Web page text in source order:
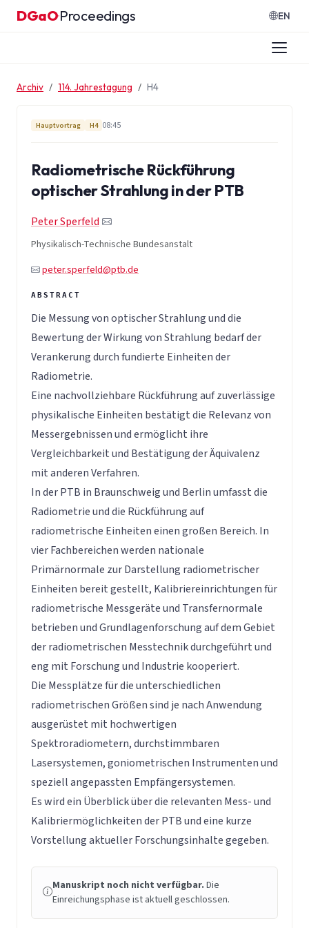
Zum Inhalt springen
DGaO·Proceedings EN
Archiv 114. Jahrestagung H4
Hauptvortrag H4 08:45
Radiometrische Rückführung
optischer Strahlung in der PTB
Peter Sperfeld
Physikalisch-Technische Bundesanstalt
peter.sperfeld@ptb.de
Die Messung von optischer Strahlung und die
Bewertung der Wirkung von Strahlung bedarf der
Verankerung durch fundierte Einheiten der
Radiometrie.
Eine nachvollziehbare Rückführung auf zuverlässige
physikalische Einheiten bestätigt die Relevanz von
Messergebnissen und ermöglicht ihre
Vergleichbarkeit und Bestätigung der Äquivalenz
mit anderen Verfahren.
In der PTB in Braunschweig und Berlin umfasst die
Radiometrie und die Rückführung auf
radiometrische Einheiten einen großen Bereich. In
vier Fachbereichen werden nationale
Primärnormale zur Darstellung radiometrischer
Einheiten bereit gestellt, Kalibriereinrichtungen für
radiometrische Messgeräte und Transfernormale
betrieben und Grundlagenforschung auf dem Gebiet
der radiometrischen Messtechnik durchgeführt und
eng mit Forschung und Industrie kooperiert.
Die Messplätze für die unterschiedlichen
radiometrischen Größen sind je nach Anwendung
ausgerüstet mit hochwertigen
Spektroradiometern, durchstimmbaren
Lasersystemen, goniometrischen Instrumenten und
speziell angepassten Empfängersystemen.
Es wird ein Überblick über die relevanten Mess- und
Kalibriermöglichkeiten der PTB und eine kurze
Vorstellung aktueller Forschungsinhalte gegeben.
Manuskript noch nicht verfügbar. Die
Einreichungsphase ist aktuell geschlossen.